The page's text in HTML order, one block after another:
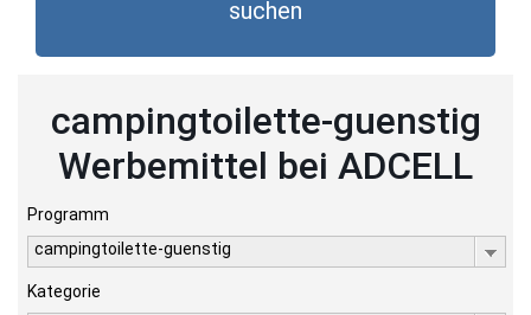
suchen
campingtoilette-guenstig
Werbemittel bei ADCELL
Programm
campingtoilette-guenstig
Kategorie